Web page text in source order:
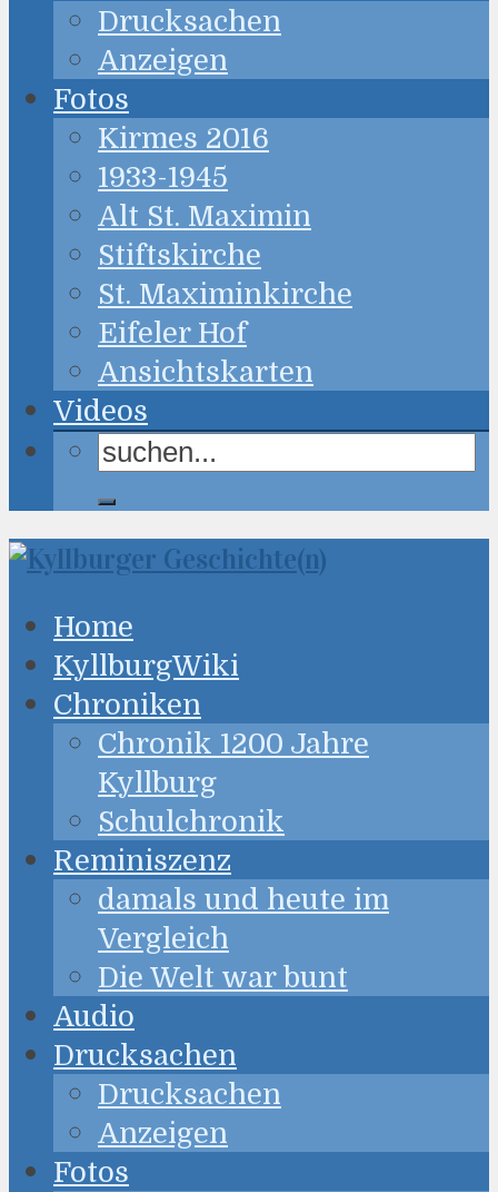
Drucksachen
Anzeigen
Fotos
Kirmes 2016
1933-1945
Alt St. Maximin
Stiftskirche
St. Maximinkirche
Eifeler Hof
Ansichtskarten
Videos
Home
KyllburgWiki
Chroniken
Chronik 1200 Jahre
Kyllburg
Schulchronik
Reminiszenz
damals und heute im
Vergleich
Die Welt war bunt
Audio
Drucksachen
Drucksachen
Anzeigen
Fotos